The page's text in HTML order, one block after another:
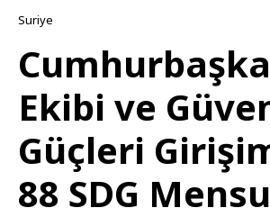
Suriye
Ekibi ve
Güçleri
88 SDG